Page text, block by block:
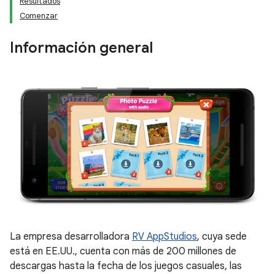
Comenzar
Información general
La empresa desarrolladora RV AppStudios, cuya sede
está en EE.UU., cuenta con más de 200 millones de
descargas hasta la fecha de los juegos casuales, las